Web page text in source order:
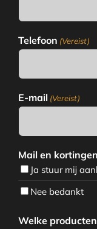
Telefoon (Vereist)
E-mail (Vereist)
Mail en kortingen
Ja stuur mij
Nee bedankt
Welke